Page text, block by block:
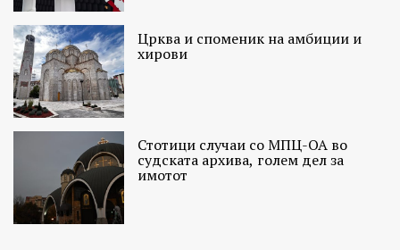
Црква и споменик на амбиции и
хирови
Стотици случаи со МПЦ-ОА во
судската архива, голем дел за
имотот